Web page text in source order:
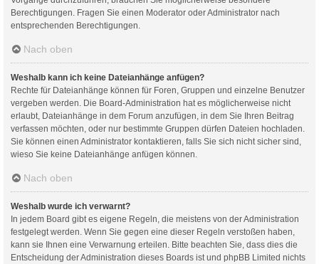
Berechtigungen. Fragen Sie einen Moderator oder Administrator nach
entsprechenden Berechtigungen.
Nach oben
Weshalb kann ich keine Dateianhänge anfügen?
Rechte für Dateianhänge können für Foren, Gruppen und einzelne Benutzer
vergeben werden. Die Board-Administration hat es möglicherweise nicht
erlaubt, Dateianhänge in dem Forum anzufügen, in dem Sie Ihren Beitrag
verfassen möchten, oder nur bestimmte Gruppen dürfen Dateien hochladen.
Sie können einen Administrator kontaktieren, falls Sie sich nicht sicher sind,
wieso Sie keine Dateianhänge anfügen können.
Nach oben
Weshalb wurde ich verwarnt?
In jedem Board gibt es eigene Regeln, die meistens von der Administration
festgelegt werden. Wenn Sie gegen eine dieser Regeln verstoßen haben,
kann sie Ihnen eine Verwarnung erteilen. Bitte beachten Sie, dass dies die
Entscheidung der Administration dieses Boards ist und phpBB Limited nichts